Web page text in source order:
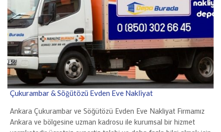
Çukurambar & Söğütözü Evden Eve Nakliyat
Ankara Çukurambar ve Söğütözü Evden Eve Nakliyat Firmamız
Ankara ve bölgesine uzman kadrosu ile kurumsal bir hizmet